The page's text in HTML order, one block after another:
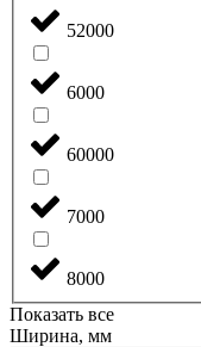
52000
6000
60000
7000
8000
Показать все
Ширина, мм